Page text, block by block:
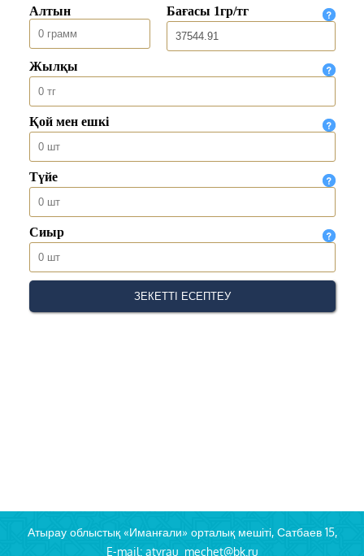
Атырау облыстық «Иманғали» орталық мешіті, Сатбаев 15,
E-mail: atyrau_mechet@bk.ru